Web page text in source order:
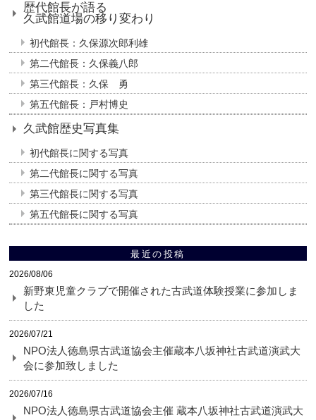
歴代館長が語る
久武館道場の移り変わり
初代館長：久保源次郎利雄
第二代館長：久保義八郎
第三代館長：久保 勇
第五代館長：戸村博史
久武館歴史写真集
初代館長に関する写真
第二代館長に関する写真
第三代館長に関する写真
第五代館長に関する写真
最近の投稿
2026/08/06
新野東児童クラブで開催された古武道体験授業に参加しま
した
2026/07/21
NPO法人徳島県古武道協会主催蔵本八坂神社古武道演武大
会に参加致しました
2026/07/16
NPO法人徳島県古武道協会主催 蔵本八坂神社古武道演武大